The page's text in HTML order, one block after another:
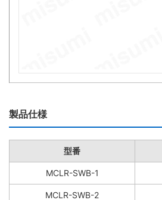
製品仕様
型番
MCLR-SWB-1
MCLR-SWB-2